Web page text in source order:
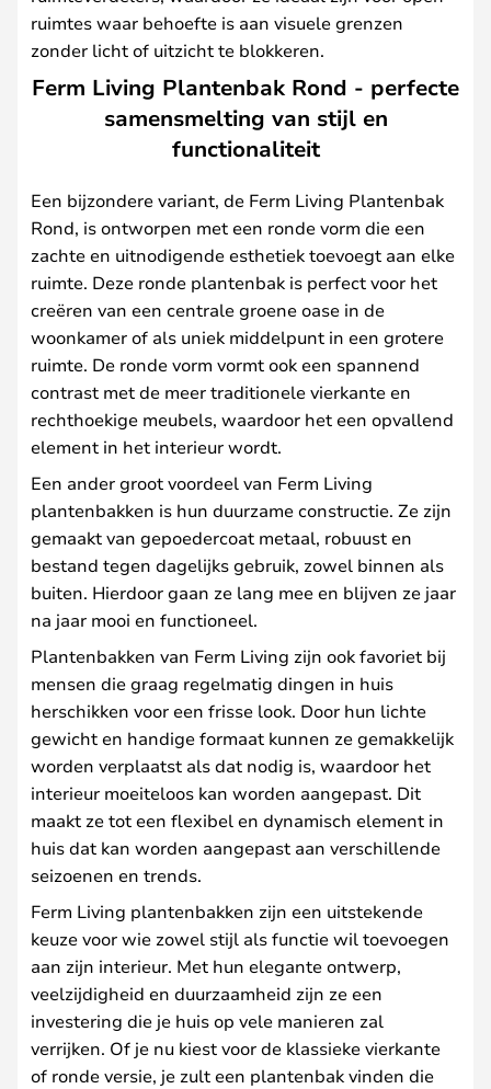
ruimtes waar behoefte is aan visuele grenzen
zonder licht of uitzicht te blokkeren.
Ferm Living Plantenbak Rond - perfecte
samensmelting van stijl en
functionaliteit
Een bijzondere variant, de Ferm Living Plantenbak
Rond, is ontworpen met een ronde vorm die een
zachte en uitnodigende esthetiek toevoegt aan elke
ruimte. Deze ronde plantenbak is perfect voor het
creëren van een centrale groene oase in de
woonkamer of als uniek middelpunt in een grotere
ruimte. De ronde vorm vormt ook een spannend
contrast met de meer traditionele vierkante en
rechthoekige meubels, waardoor het een opvallend
element in het interieur wordt.
Een ander groot voordeel van Ferm Living
plantenbakken is hun duurzame constructie. Ze zijn
gemaakt van gepoedercoat metaal, robuust en
bestand tegen dagelijks gebruik, zowel binnen als
buiten. Hierdoor gaan ze lang mee en blijven ze jaar
na jaar mooi en functioneel.
Plantenbakken van Ferm Living zijn ook favoriet bij
mensen die graag regelmatig dingen in huis
herschikken voor een frisse look. Door hun lichte
gewicht en handige formaat kunnen ze gemakkelijk
worden verplaatst als dat nodig is, waardoor het
interieur moeiteloos kan worden aangepast. Dit
maakt ze tot een flexibel en dynamisch element in
huis dat kan worden aangepast aan verschillende
seizoenen en trends.
Ferm Living plantenbakken zijn een uitstekende
keuze voor wie zowel stijl als functie wil toevoegen
aan zijn interieur. Met hun elegante ontwerp,
veelzijdigheid en duurzaamheid zijn ze een
investering die je huis op vele manieren zal
verrijken. Of je nu kiest voor de klassieke vierkante
of ronde versie, je zult een plantenbak vinden die